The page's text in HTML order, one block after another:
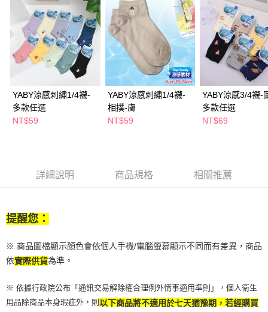
ATM／網路銀行／等多元方式進行付款，方視為交易完成。
※ 請注意：結帳手續完成當下不需立刻繳費，但若您需要取消訂單，請聯絡
購買商品的店家。未經商家同意取消之訂單仍視為有效，需透過AFTEE先享
後付繳納相關費用。
※ 交易是否成功請以「AFTEE先享後付 」之結帳頁面顯示為準，若有關於
是否繳費成功／繳費後需取消欲退款等相關疑問，請聯繫「AFTEE先享後付
客戶支援中心」https://netprotections.freshdesk.com/support/home
【注意事項】
１．透過由恩沛科技股份有限公司提供之「AFTEE先享後付」服務完成之交
易，需依本服務之必要範圍內提供個人資料，並將交易相關給付款項請求債
權轉讓予恩沛科技股份有限公司。
「AFTEE先享後付」，若未經同意申辦者引起之損失，本公司不負相關責
請求用戶進行身份認證。
５．嚴禁一人註冊多個帳號或使用他人資訊註冊。若發現惡意使用之情形，
萊爾富取貨付款
每筆NT$65，滿NT$490(含以上)免運費
付款後萊爾富取貨
每筆NT$65，滿NT$490(含以上)免運費
7-11取貨付款
每筆NT$65，滿NT$490(含以上)免運費
付款後7-11取貨
每筆NT$100，滿NT$790(含以上)免運費
每筆NT$80，滿NT$290(含以上)免運費
YABY涼感刺繡1/4襪-
多款任選
NT$59
YABY涼感刺繡1/4襪-
相撲-膚
NT$59
YABY涼感3/4襪-
多款任選
NT$69
詳細說明 商品規格 相關推薦
提醒您：
※ 商品圖檔顯示顏色會依個人手機/電腦螢幕顯示不同而有差異，商品
依實際供貨為準。
※ 依據行政院公布「通訊交易解除權合理例外情事適用準則」，個人衛生
用品除商品本身瑕疵外，則 以下商品將不適用於七天猶豫期，若經購買